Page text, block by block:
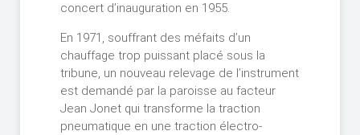
concert d’inauguration en 1955.
En 1971, souffrant des méfaits d’un
chauffage trop puissant placé sous la
tribune, un nouveau relevage de l’instrument
est demandé par la paroisse au facteur
Jean Jonet qui transforme la traction
pneumatique en une traction électro-